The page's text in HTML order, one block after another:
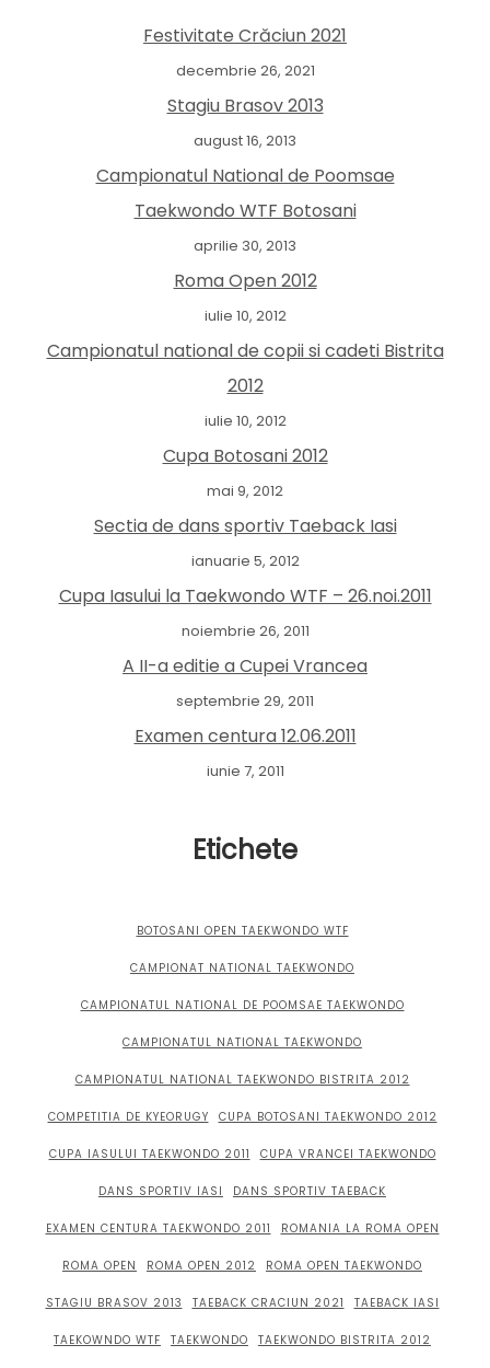
Festivitate Crăciun 2021
decembrie 26, 2021
Stagiu Brasov 2013
august 16, 2013
Campionatul National de Poomsae
Taekwondo WTF Botosani
aprilie 30, 2013
Roma Open 2012
iulie 10, 2012
Campionatul national de copii si cadeti Bistrita
2012
iulie 10, 2012
Cupa Botosani 2012
mai 9, 2012
Sectia de dans sportiv Taeback Iasi
ianuarie 5, 2012
Cupa Iasului la Taekwondo WTF – 26.noi.2011
noiembrie 26, 2011
A II-a editie a Cupei Vrancea
septembrie 29, 2011
Examen centura 12.06.2011
iunie 7, 2011
Etichete
BOTOSANI OPEN TAEKWONDO WTF
CAMPIONAT NATIONAL TAEKWONDO
CAMPIONATUL NATIONAL DE POOMSAE TAEKWONDO
CAMPIONATUL NATIONAL TAEKWONDO
CAMPIONATUL NATIONAL TAEKWONDO BISTRITA 2012
COMPETITIA DE KYEORUGY CUPA BOTOSANI TAEKWONDO 2012
CUPA IASULUI TAEKWONDO 2011 CUPA VRANCEI TAEKWONDO
DANS SPORTIV IASI DANS SPORTIV TAEBACK
EXAMEN CENTURA TAEKWONDO 2011 ROMANIA LA ROMA OPEN
ROMA OPEN ROMA OPEN 2012 ROMA OPEN TAEKWONDO
STAGIU BRASOV 2013 TAEBACK CRACIUN 2021 TAEBACK IASI
TAEKOWNDO WTF TAEKWONDO TAEKWONDO BISTRITA 2012